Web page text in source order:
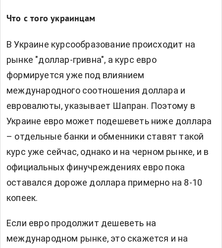
Что с того украинцам
В Украине курсообразование происходит на
рынке "доллар-гривна", а курс евро
формируется уже под влиянием
международного соотношения доллара и
евровалюты, указывает Шапран. Поэтому в
Украине евро может подешеветь ниже доллара
– отдельные банки и обменники ставят такой
курс уже сейчас, однако и на черном рынке, и в
официальных финучреждениях евро пока
оставался дороже доллара примерно на 8-10
копеек.
Если евро продолжит дешеветь на
международном рынке, это скажется и на